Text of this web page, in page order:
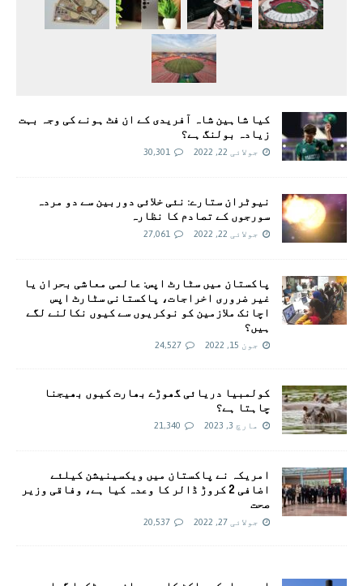
کیا شاہین شاہ آفریدی کے ان فٹ ہونے کی وجہ بہت
زیادہ بولنگ ہے؟
جولائی 22, 2022 30,301
نیوٹران ستارے: نئی خلائی دوربین سے دو مردہ
سورجوں کے تصادم کا نظارہ
جولائی 22, 2022 27,061
پاکستان میں سٹارٹ اپس: عالمی معاشی بحران یا
غیر ضروری اخراجات، پاکستانی سٹارٹ اپس
اچانک ملازمین کو نوکریوں سے کیوں نکالنے لگے
ہیں؟
جون 15, 2022 24,527
کولمبیا دریائی گھوڑے بھارت کیوں بھیجنا
چاہتا ہے؟
مارچ 3, 2023 21,340
امريکہ نے پاکستان میں ویکسینیشن کیلئے
اضافی 2 کروڑ ڈالر کا وعدہ کیا ہے، وفاقی وزیر
صحت
جولائی 27, 2022 20,537